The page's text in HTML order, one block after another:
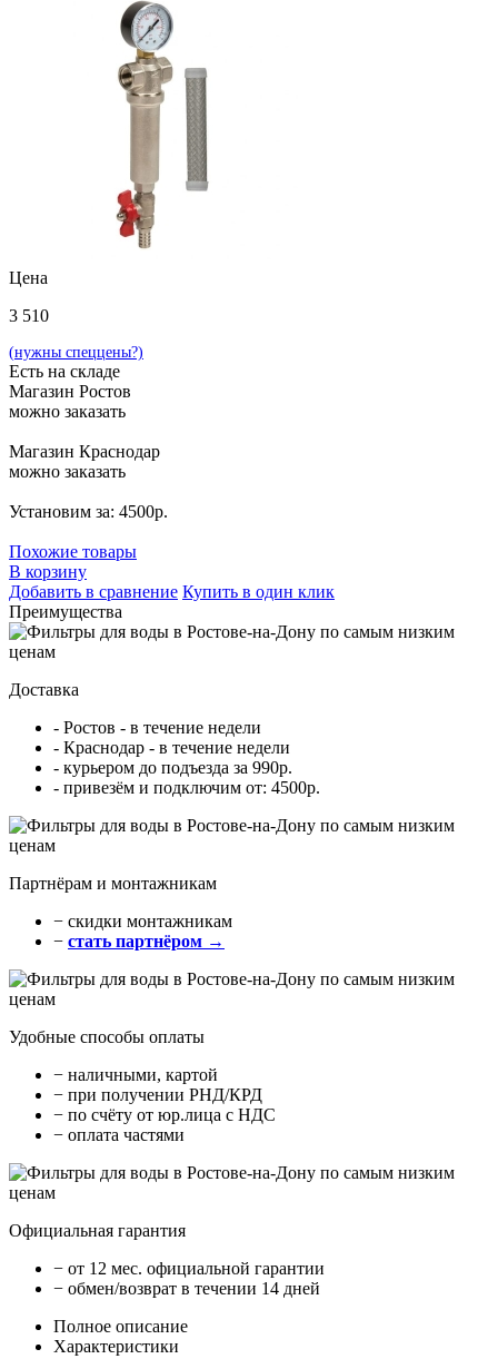
Цена
3 510
(нужны спеццены?)
Есть на складе
Магазин Ростов
можно заказать
Магазин Краснодар
можно заказать
Установим за: 4500р.
Похожие товары
В корзину
Добавить в сравнение Купить в один клик
Преимущества
Доставка
- Ростов - в течение недели
- Краснодар - в течение недели
- курьером до подъезда за 990р.
- привезём и подключим от: 4500р.
Партнёрам и монтажникам
− cкидки монтажникам
− стать партнёром →
Удобные способы оплаты
− наличными, картой
− при получении РНД/КРД
− по счёту от юр.лица с НДС
− оплата частями
Официальная гарантия
− от 12 мес. официальной гарантии
− обмен/возврат в течении 14 дней
Полное описание
Характеристики